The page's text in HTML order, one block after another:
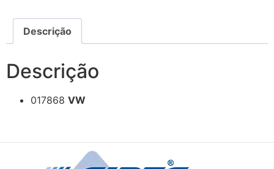
Descrição
Descrição
017868 VW